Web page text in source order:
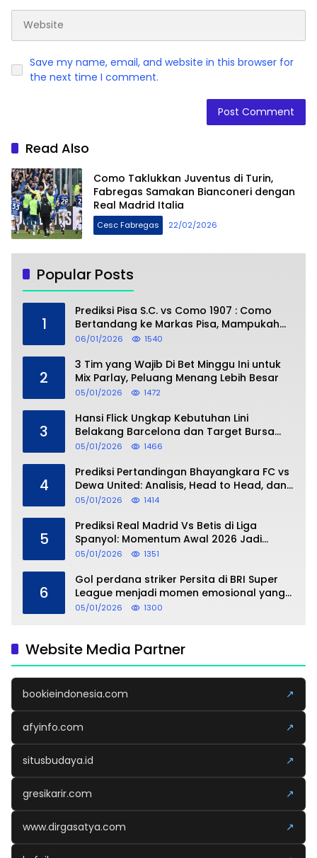
Save my name, email, and website in this browser for
the next time I comment.
Read Also
Como Taklukkan Juventus di Turin,
Fabregas Samakan Bianconeri dengan
Real Madrid Italia
Cesc Fabregas 22/02/2026
Popular Posts
1
Prediksi Pisa S.C. vs Como 1907 : Como
Bertandang ke Markas Pisa, Mampukah
Asuhan Cesc Fàbregas Mencuri Poin?
06/01/2026 1540
2
3 Tim yang Wajib Di Bet Minggu Ini untuk
Mix Parlay, Peluang Menang Lebih Besar
05/01/2026 1472
3
Hansi Flick Ungkap Kebutuhan Lini
Belakang Barcelona dan Target Bursa
Transfer Januari
05/01/2026 1466
4
Prediksi Pertandingan Bhayangkara FC vs
Dewa United: Analisis, Head to Head, dan
Perkiraan Skor
05/01/2026 1414
5
Prediksi Real Madrid Vs Betis di Liga
Spanyol: Momentum Awal 2026 Jadi
Taruhan
05/01/2026 1351
6
Gol perdana striker Persita di BRI Super
League menjadi momen emosional yang
dipersembahkan untuk sang buah hati
05/01/2026 1300
Website Media Partner
bookieindonesia.com ↗
afyinfo.com ↗
situsbudaya.id ↗
gresikarir.com ↗
www.dirgasatya.com ↗